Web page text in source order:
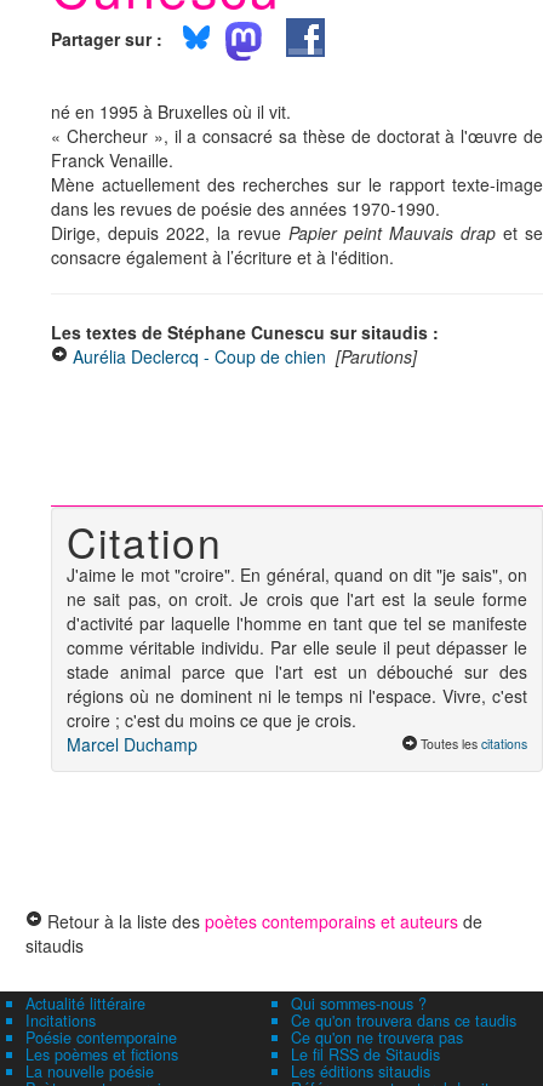
Partager sur :
né en 1995 à Bruxelles où il vit.
« Chercheur », il a consacré sa thèse de doctorat à l'œuvre de
Franck Venaille.
Mène actuellement des recherches sur le rapport texte-image
dans les revues de poésie des années 1970-1990.
Dirige, depuis 2022, la revue Papier peint Mauvais drap et se
consacre également à l’écriture et à l'édition.
Les textes de Stéphane Cunescu sur sitaudis :
Aurélia Declercq - Coup de chien [Parutions]
Citation
J'aime le mot "croire". En général, quand on dit "je sais", on
ne sait pas, on croit. Je crois que l'art est la seule forme
d'activité par laquelle l'homme en tant que tel se manifeste
comme véritable individu. Par elle seule il peut dépasser le
stade animal parce que l'art est un débouché sur des
régions où ne dominent ni le temps ni l'espace. Vivre, c'est
croire ; c'est du moins ce que je crois.
Marcel Duchamp
Toutes les citations
Retour à la liste des poètes contemporains et auteurs de
sitaudis
Actualité littéraire
Incitations
Poésie contemporaine
Les poèmes et fictions
La nouvelle poésie
Qui sommes-nous ?
Ce qu'on trouvera dans ce taudis
Ce qu'on ne trouvera pas
Le fil RSS de Sitaudis
Les éditions sitaudis